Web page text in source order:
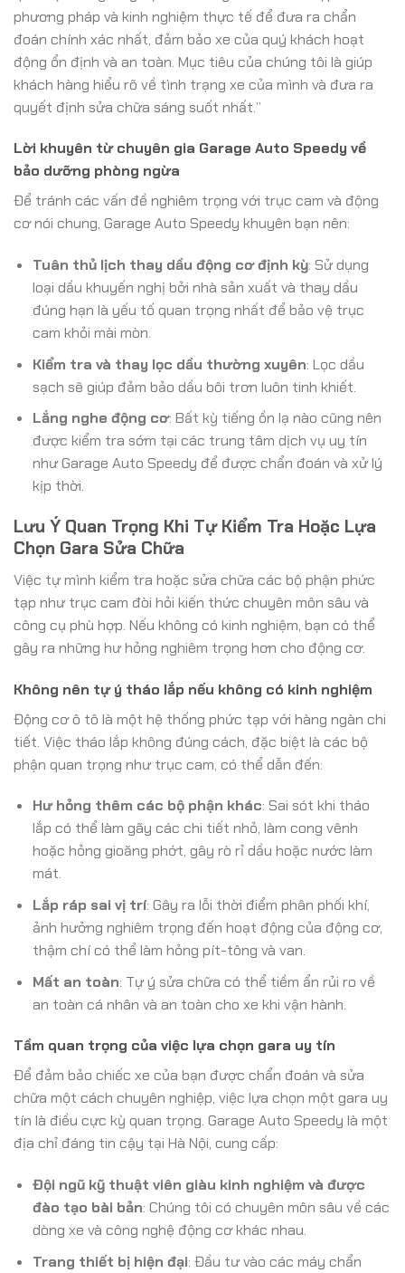
phương pháp và kinh nghiệm thực tế để đưa ra chẩn
đoán chính xác nhất, đảm bảo xe của quý khách hoạt
động ổn định và an toàn. Mục tiêu của chúng tôi là giúp
khách hàng hiểu rõ về tình trạng xe của mình và đưa ra
quyết định sửa chữa sáng suốt nhất.”
Lời khuyên từ chuyên gia Garage Auto Speedy về
bảo dưỡng phòng ngừa
Để tránh các vấn đề nghiêm trọng với trục cam và động
cơ nói chung, Garage Auto Speedy khuyên bạn nên:
Tuân thủ lịch thay dầu động cơ định kỳ: Sử dụng
loại dầu khuyến nghị bởi nhà sản xuất và thay dầu
đúng hạn là yếu tố quan trọng nhất để bảo vệ trục
cam khỏi mài mòn.
Kiểm tra và thay lọc dầu thường xuyên: Lọc dầu
sạch sẽ giúp đảm bảo dầu bôi trơn luôn tinh khiết.
Lắng nghe động cơ: Bất kỳ tiếng ồn lạ nào cũng nên
được kiểm tra sớm tại các trung tâm dịch vụ uy tín
như Garage Auto Speedy để được chẩn đoán và xử lý
kịp thời.
Lưu Ý Quan Trọng Khi Tự Kiểm Tra Hoặc Lựa
Chọn Gara Sửa Chữa
Việc tự mình kiểm tra hoặc sửa chữa các bộ phận phức
tạp như trục cam đòi hỏi kiến thức chuyên môn sâu và
công cụ phù hợp. Nếu không có kinh nghiệm, bạn có thể
gây ra những hư hỏng nghiêm trọng hơn cho động cơ.
Không nên tự ý tháo lắp nếu không có kinh nghiệm
Động cơ ô tô là một hệ thống phức tạp với hàng ngàn chi
tiết. Việc tháo lắp không đúng cách, đặc biệt là các bộ
phận quan trọng như trục cam, có thể dẫn đến:
Hư hỏng thêm các bộ phận khác: Sai sót khi tháo
lắp có thể làm gãy các chi tiết nhỏ, làm cong vênh
hoặc hỏng gioăng phớt, gây rò rỉ dầu hoặc nước làm
mát.
Lắp ráp sai vị trí: Gây ra lỗi thời điểm phân phối khí,
ảnh hưởng nghiêm trọng đến hoạt động của động cơ,
thậm chí có thể làm hỏng pít-tông và van.
Mất an toàn: Tự ý sửa chữa có thể tiềm ẩn rủi ro về
an toàn cá nhân và an toàn cho xe khi vận hành.
Tầm quan trọng của việc lựa chọn gara uy tín
Để đảm bảo chiếc xe của bạn được chẩn đoán và sửa
chữa một cách chuyên nghiệp, việc lựa chọn một gara uy
tín là điều cực kỳ quan trọng. Garage Auto Speedy là một
địa chỉ đáng tin cậy tại Hà Nội, cung cấp:
Đội ngũ kỹ thuật viên giàu kinh nghiệm và được
đào tạo bài bản: Chúng tôi có chuyên môn sâu về các
dòng xe và công nghệ động cơ khác nhau.
Trang thiết bị hiện đại: Đầu tư vào các máy chẩn